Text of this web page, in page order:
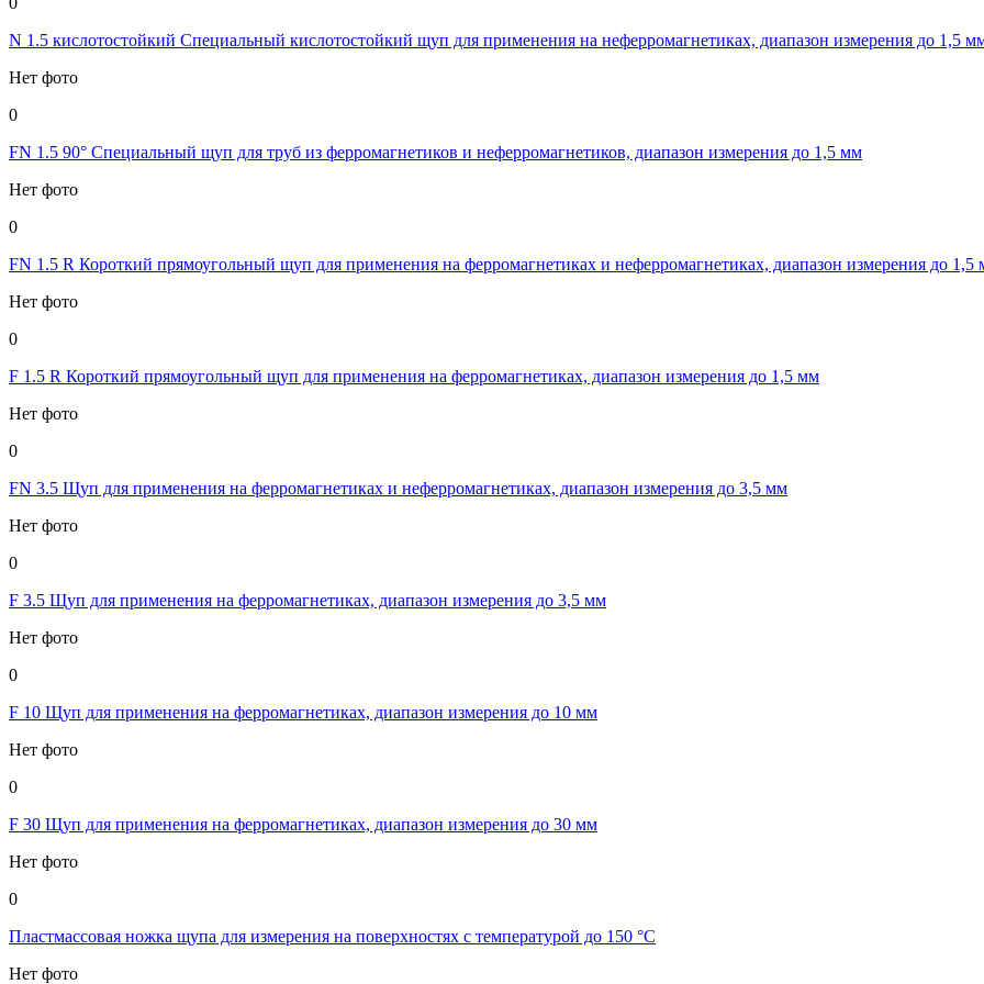
N 1.5 кислотостойкий Специальный кислотостойкий щуп для применения на неферромагнетиках, диапазон измерения до 1,5
Нет фото
0
FN 1.5 90° Специальный щуп для труб из ферромагнетиков и неферромагнетиков, диапазон измерения до 1,5 мм
Нет фото
0
FN 1.5 R Короткий прямоугольный щуп для применения на ферромагнетиках и неферромагнетиках, диапазон измерения до 1,5
Нет фото
0
F 1.5 R Короткий прямоугольный щуп для применения на ферромагнетиках, диапазон измерения до 1,5 мм
Нет фото
0
FN 3.5 Щуп для применения на ферромагнетиках и неферромагнетиках, диапазон измерения до 3,5 мм
Нет фото
0
F 3.5 Щуп для применения на ферромагнетиках, диапазон измерения до 3,5 мм
Нет фото
0
F 10 Щуп для применения на ферромагнетиках, диапазон измерения до 10 мм
Нет фото
0
F 30 Щуп для применения на ферромагнетиках, диапазон измерения до 30 мм
Нет фото
0
Пластмассовая ножка щупа для измерения на поверхностях с температурой до 150 °С
Нет фото